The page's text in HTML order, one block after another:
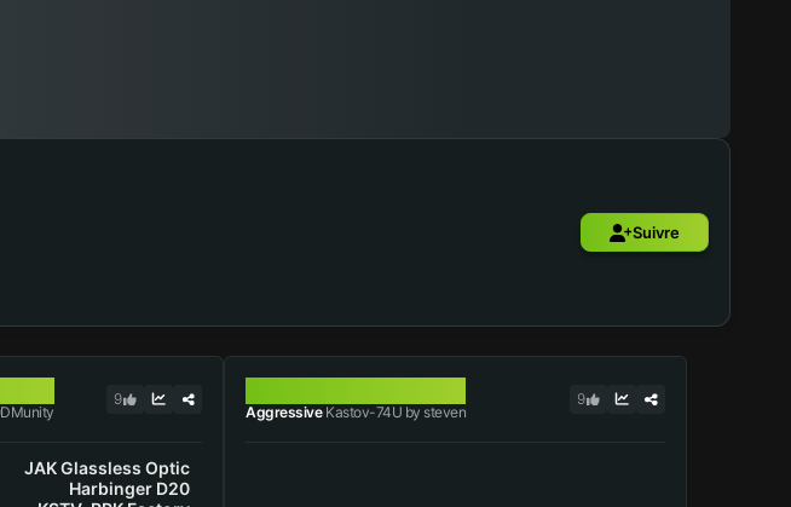
Suivre
9
JAK Glassless Optic
Harbinger D20
AggressiveKastov-74U by steven
9